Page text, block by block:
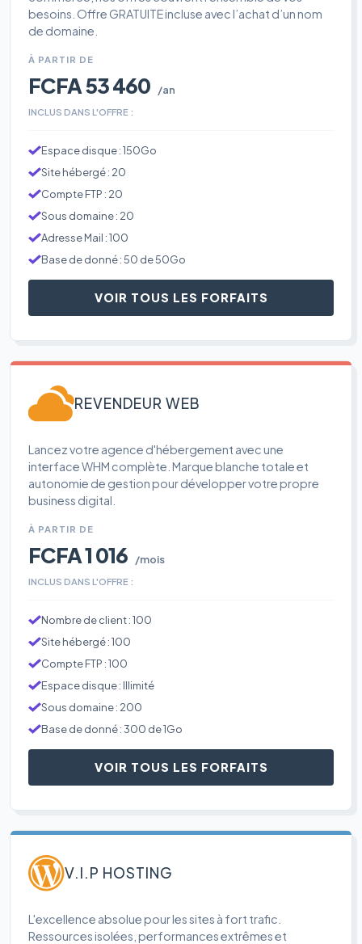
besoins. Offre GRATUITE incluse avec l’achat d’un nom
de domaine.
À PARTIR DE
FCFA 53 460 /an
INCLUS DANS L'OFFRE :
Espace disque : 150Go
Site hébergé : 20
Compte FTP : 20
Sous domaine : 20
Adresse Mail : 100
Base de donné : 50 de 50Go
VOIR TOUS LES FORFAITS
REVENDEUR WEB
Lancez votre agence d'hébergement avec une
interface WHM complète. Marque blanche totale et
autonomie de gestion pour développer votre propre
business digital.
À PARTIR DE
FCFA 1 016 /mois
INCLUS DANS L'OFFRE :
Nombre de client : 100
Site hébergé : 100
Compte FTP : 100
Espace disque : Illimité
Sous domaine : 200
Base de donné : 300 de 1Go
VOIR TOUS LES FORFAITS
V.I.P HOSTING
L'excellence absolue pour les sites à fort trafic.
Ressources isolées, performances extrêmes et